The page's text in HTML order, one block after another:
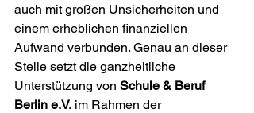
auch mit großen Unsicherheiten und
einem erheblichen finanziellen
Aufwand verbunden. Genau an dieser
Stelle setzt die ganzheitliche
Unterstützung von Schule & Beruf
Berlin e.V. im Rahmen der